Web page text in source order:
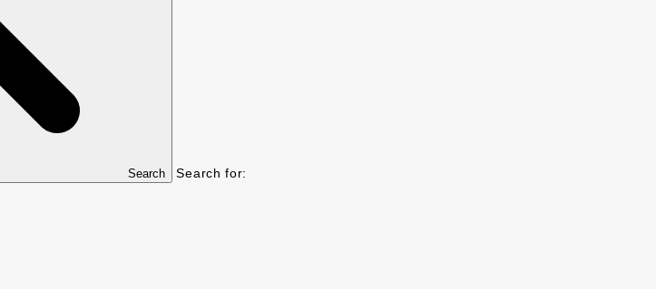
Search Search for: